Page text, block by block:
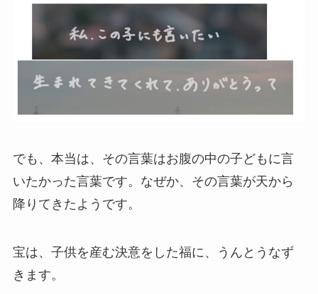
でも、本当は、その言葉はお腹の中の子どもに言
いたかった言葉です。なぜか、その言葉が天から
降りてきたようです。
宝は、子供を産む決意をした福に、うんとうなず
きます。